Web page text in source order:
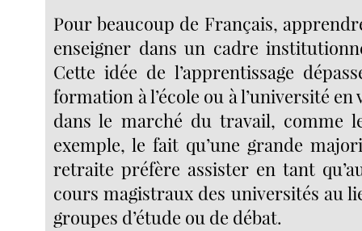
Pour beaucoup de Français,
enseigner dans un cadre
Cette idée de l’apprentissage
formation à l’école ou à l’université en
dans le marché du travail, comme
exemple, le fait qu’une grande
retraite préfère assister en tant
cours magistraux des universités au
groupes d’étude ou de débat.